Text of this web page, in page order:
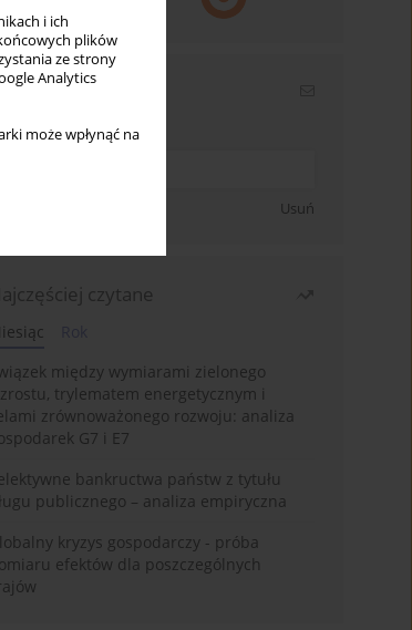
i ich
plików
ze strony
Analytics
może wpłynąć na
Newsletter
swój adres email
Usuń
czytane
między wymiarami zielonego
trylematem energetycznym i
zrównoważonego rozwoju: analiza
G7 i E7
bankructwa państw z tytułu
publicznego – analiza empiryczna
kryzys gospodarczy - próba
efektów dla poszczególnych